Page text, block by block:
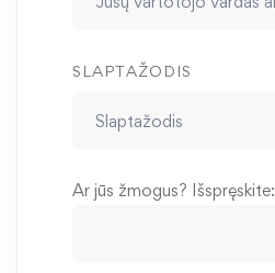
SLAPTAŽODIS
Ar jūs žmogus? Išspręskite: